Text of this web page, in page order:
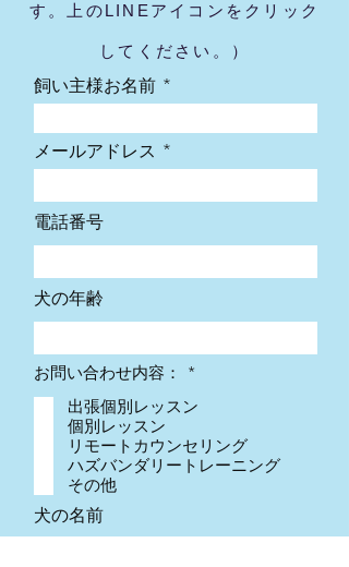
す。上のLINEアイコンをクリック
してください。）
飼い主様お名前
メールアドレス
電話番号
犬の年齢
お問い合わせ内容： *
項
出張個別レッスン
個別レッスン
リモートカウンセリング
ハズバンダリートレーニング
その他
犬の名前